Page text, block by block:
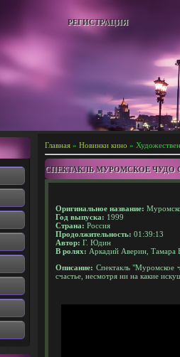
РЕГИСТРАЦИЯ
Главная » Новинки кино »
СПЕКТАКЛЬ МУРОМСКОЕ ЧУДО
Оригинальное название:
Год выпуска: 1999
Страна: Россия
Продолжительность: 01:39:13
Автор: Г. Юдин
В ролях: Аркадий Аверин, Тамара
Описание: Спектакль "Муромское
счастье, несмотря ни на какие